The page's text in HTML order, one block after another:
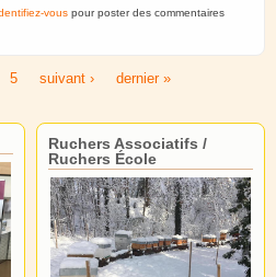
Parc aux frênes
vous pour poster des commentaires
5 suivant › dernier »
Ruchers Associatifs /
Ruchers École